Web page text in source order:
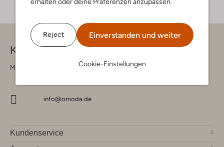
Reject Einverstanden und weiter
Cookie-Einstellungen
Kontakt
Montag - Freitag 09:00 - 17:00 uur
info@omoda.de
Kundenservice